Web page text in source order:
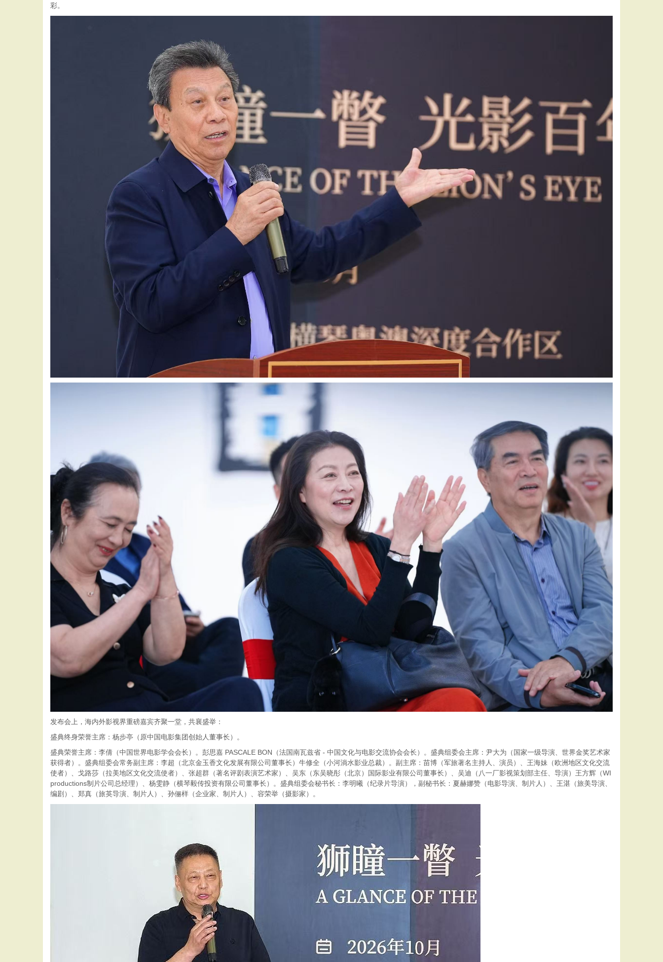
彩。
发布会上，海内外影视界重磅嘉宾齐聚一堂，共襄盛举：
盛典终身荣誉主席：杨步亭（原中国电影集团创始人董事长）。
盛典荣誉主席：李倩（中国世界电影学会会长）。彭思嘉 PASCALE BON（法国南瓦兹省 - 中国文化与电影交流协会会长）。盛典组委会主席：尹大为（国家一级导演、世界金奖艺术家
获得者）。盛典组委会常务副主席：李超（北京金玉香文化发展有限公司董事长）牛修全（小河淌水影业总裁）。副主席：苗博（军旅著名主持人、演员）、王海妹（欧洲地区文化交流
使者）、戈路莎（拉美地区文化交流使者）、张超群（著名评剧表演艺术家）、吴东（东吴晓彤（北京）国际影业有限公司董事长）、吴迪（八一厂影视策划部主任、导演）王方辉（WI
productions制片公司总经理）、杨雯静（横琴毅传投资有限公司董事长）。盛典组委会秘书长：李明曦（纪录片导演），副秘书长：夏赫娜赞（电影导演、制片人）、王湛（旅美导演、
编剧）、郑真（旅英导演、制片人）、孙俪样（企业家、制片人）、容荣举（摄影家）。